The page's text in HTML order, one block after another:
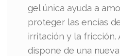
gel única ayuda a
proteger las encías
irritación y la fricción.
dispone de una